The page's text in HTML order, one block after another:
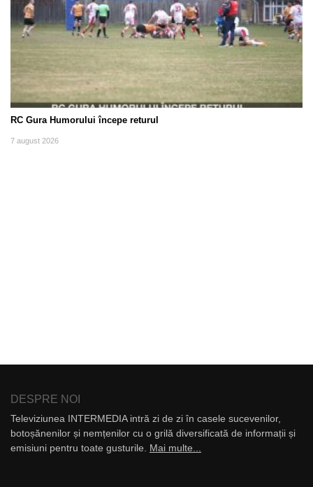
RC Gura Humorului începe returul
7 august 2026
DESPRE NOI
Televiziunea INTERMEDIA intră zi de zi în casele sucevenilor,
botoșănenilor și nemțenilor cu o grilă diversificată de informații și
emisiuni pentru toate gusturile. Mai multe...